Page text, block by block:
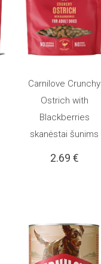
Į KREPŠELĮ
Carnilove Crunchy
Ostrich with
Blackberries
skanėstai šunims
2.69 €